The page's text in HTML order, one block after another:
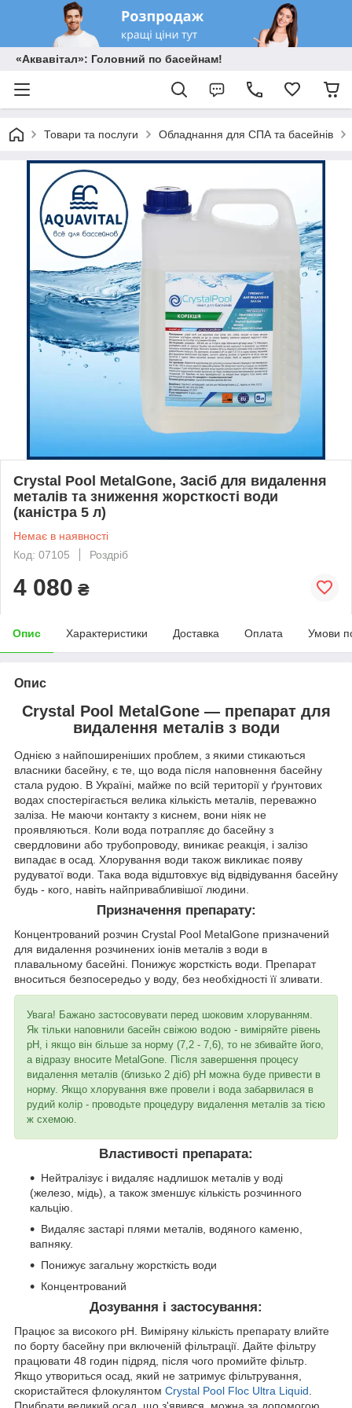
«Аквавітал»: Головний по басейнам!
Товари та послуги Обладнання для СПА та басейнів
Crystal Pool MetalGone, Засіб для видалення
металів та зниження жорсткості води
(каністра 5 л)
Немає в наявності
Код: 07105
Роздріб
4 080 ₴
Опис Характеристики Доставка Оплата Умови
Опис
Crystal Pool MetalGone — препарат для
видалення металів з води
Однією з найпоширеніших проблем, з якими стикаються
власники басейну, є те, що вода після наповнення басейну
стала рудою. В Україні, майже по всій території у ґрунтових
водах спостерігається велика кількість металів, переважно
заліза. Не маючи контакту з киснем, вони ніяк не
проявляються. Коли вода потрапляє до басейну з
свердловини або трубопроводу, виникає реакція, і залізо
випадає в осад. Хлорування води також викликає появу
рудуватої води. Така вода відштовхує від відвідування басейну
будь - кого, навіть найпривабливішої людини.
Призначення препарату:
Концентрований розчин Crystal Pool MetalGone призначений
для видалення розчинених іонів металів з води в
плавальному басейні. Понижує жорсткість води. Препарат
вноситься безпосередьо у воду, без необхідності її зливати.
Увага! Бажано застосовувати перед шоковим хлоруванням.
Як тільки наповнили басейн свіжою водою - виміряйте рівень
pH, і якщо він більше за норму (7,2 - 7,6), то не збивайте його,
а відразу вносите MetalGone. Після завершення процесу
видалення металів (близько 2 діб) pH можна буде привести в
норму. Якщо хлорування вже провели і вода забарвилася в
рудий колір - проводьте процедуру видалення металів за тією
ж схемою.
Властивості препарата:
Нейтралізує і видаляє надлишок металів у воді
(железо, мідь), а також зменшує кількість розчинного
кальцію.
Видаляє застарі плями металів, водяного каменю,
вапняку.
Понижує загальну жорсткість води
Концентрований
Дозування і застосування:
Працює за високого pH. Виміряну кількість препарату влийте
по борту басейну при включеній фільтрації. Дайте фільтру
працювати 48 годин підряд, після чого промийте фільтр.
Якщо утвориться осад, який не затримує фільтрування,
скористайтеся флокулянтом Crystal Pool Floc Ultra Liquid
Прибрати великий осад, що з'явився, можна за допомогою